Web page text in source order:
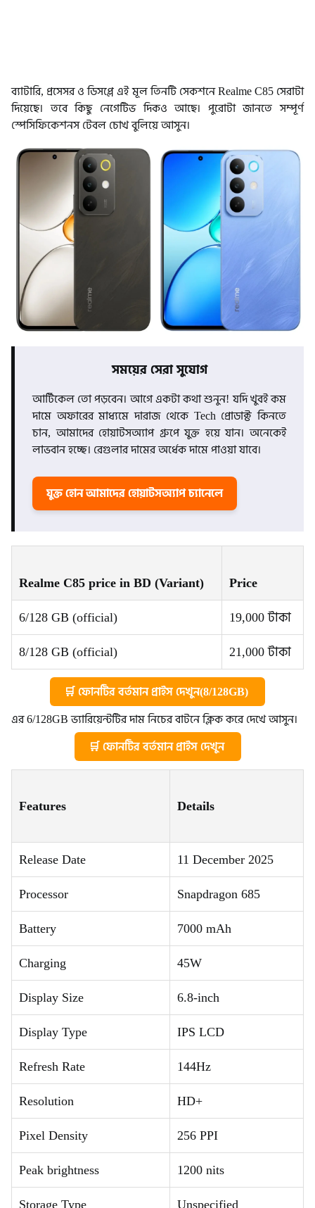
ব্যাটারি, প্রসেসর ও ডিসপ্লে এই মূল তিনটি সেকশনে Realme C85 সেরাটা
দিয়েছে। তবে কিছু নেগেটিভ দিকও আছে। পুরোটা জানতে সম্পূর্ণ
স্পেসিফিকেশনস টেবল চোখ বুলিয়ে আসুন।
সময়ের সেরা সুযোগ
আর্টিকেল তো পড়বেন। আগে একটা কথা শুনুন! যদি খুবই কম
দামে অফারের মাধ্যমে দারাজ থেকে Tech প্রোডাক্ট কিনতে
চান, আমাদের হোয়াটসঅ্যাপ গ্রুপে যুক্ত হয়ে যান। অনেকেই
লাভবান হচ্ছে। রেগুলার দামের অর্ধেক দামে পাওয়া যাবে।
যুক্ত হোন আমাদের হোয়াটসঅ্যাপ চ্যানেলে
Realme C85 price in BD (Variant) Price
6/128 GB (official) 19,000 টাকা
8/128 GB (official) 21,000 টাকা
🛒 ফোনটির বর্তমান প্রাইস দেখুন(8/128GB)
এর 6/128GB ভ্যারিয়েন্টটির দাম নিচের বাটনে ক্লিক করে দেখে আসুন।
🛒 ফোনটির বর্তমান প্রাইস দেখুন
Features Details
Release Date 11 December 2025
Processor Snapdragon 685
Battery 7000 mAh
Charging 45W
Display Size 6.8-inch
Display Type IPS LCD
Refresh Rate 144Hz
Resolution HD+
Pixel Density 256 PPI
Peak brightness 1200 nits
Storage Type Unspecified